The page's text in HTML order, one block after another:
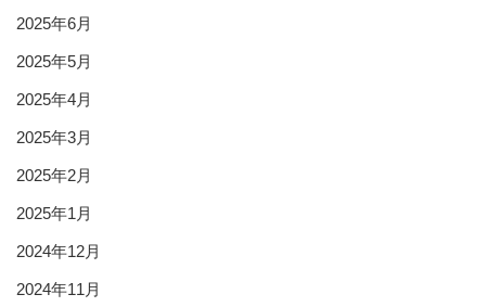
2025年6月
2025年5月
2025年4月
2025年3月
2025年2月
2025年1月
2024年12月
2024年11月